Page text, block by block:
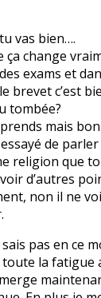
vas bien….
ça change
exams et
brevet c’est
tombée?
mais bon
de
religion que
d’autres
non il ne
pas en ce
toute la fatigue